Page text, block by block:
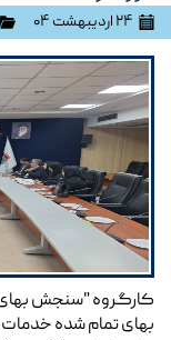
۲۴ اردیبهشت ۰۴
کارگروه "سنجش
بهای تمام شده خدمات